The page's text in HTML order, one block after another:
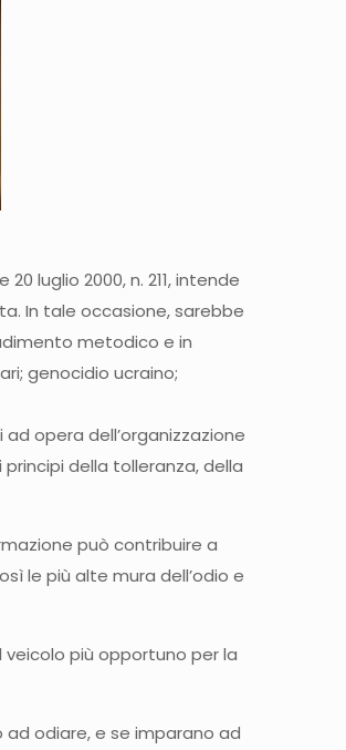
luglio 2000, n. 211, intende
In tale occasione, sarebbe
metodico e in
genocidio ucraino;
opera dell’organizzazione
della tolleranza, della
può contribuire a
le più alte mura dell’odio e
più opportuno per la
ad odiare, e se imparano ad